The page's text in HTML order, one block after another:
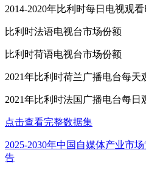
2014-2020年比利时每日电视观看
比利时法语电视台市场份额
比利时荷语电视台市场份额
2021年比利时荷兰广播电台每天
2021年比利时法国广播电台每日
点击查看完整数据集
2025-2030年中国自媒体产业市
告